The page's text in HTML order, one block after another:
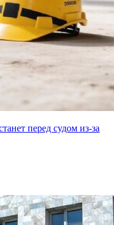
перед судом из-за